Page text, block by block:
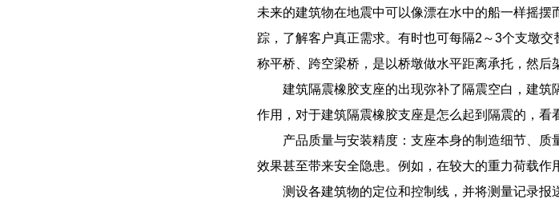
未来的建筑物在地震中可以像漂在水中的船一样摇
踪，了解客户真正需求。有时也可每隔2～3个支墩
称平桥、跨空梁桥，是以桥墩做水平距离承托，然后
建筑隔震橡胶支座的出现弥补了隔震空白，建
作用，对于建筑隔震橡胶支座是怎么起到隔震的，看
产品质量与安装精度：支座本身的制造细节、
效果甚至带来安全隐患。例如，在较大的重力荷载作
测设各建筑物的定位和控制线，并将测量记录报